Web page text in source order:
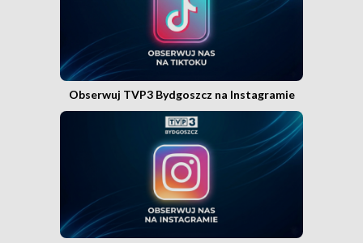
Obserwuj TVP3 Bydgoszcz na Instagramie